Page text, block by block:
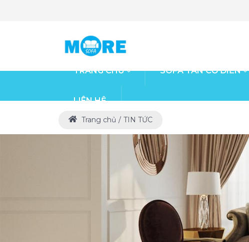
TRANG CHỦ SOFA TÂN CỔ ĐIỂN
LIÊN HỆ
Trang chủ TIN TỨC